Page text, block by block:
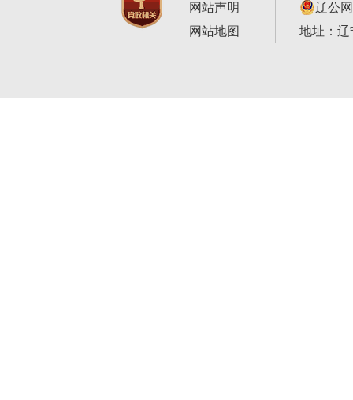
网站声明
网站地图
辽公
地址：辽